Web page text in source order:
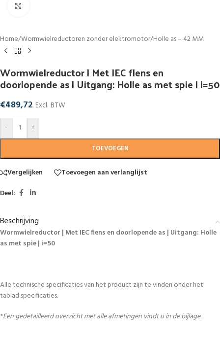
Home/Wormwielreductoren zonder elektromotor/Holle as – 42 MM
Wormwielreductor | Met IEC flens en
doorlopende as | Uitgang: Holle as met spie | i=50
€489,72 Excl. BTW
-
+
TOEVOEGEN
Vergelijken
Toevoegen aan verlanglijst
Deel:
Beschrijving
Wormwielreductor | Met IEC flens en doorlopende as | Uitgang: Holle
as met spie | i=50
Alle technische specificaties van het product zijn te vinden onder het
tablad specificaties.
*Een gedetailleerd overzicht met alle afmetingen vindt u in de bijlage.